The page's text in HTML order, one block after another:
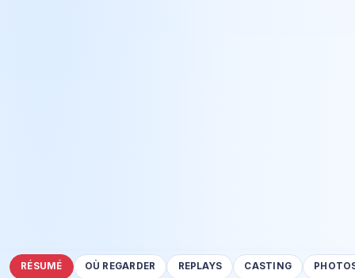
RÉSUMÉ OÙ REGARDER REPLAYS CASTING